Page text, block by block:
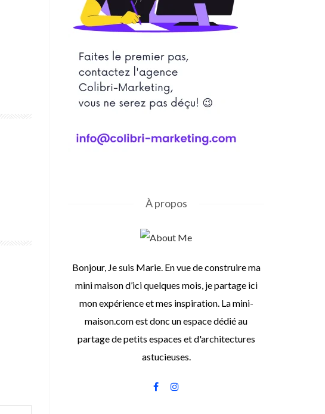
À propos
Bonjour, Je suis Marie. En vue de construire ma
mini maison d’ici quelques mois, je partage ici
mon expérience et mes inspiration. La mini-
maison.com est donc un espace dédié au
partage de petits espaces et d'architectures
astucieuses.